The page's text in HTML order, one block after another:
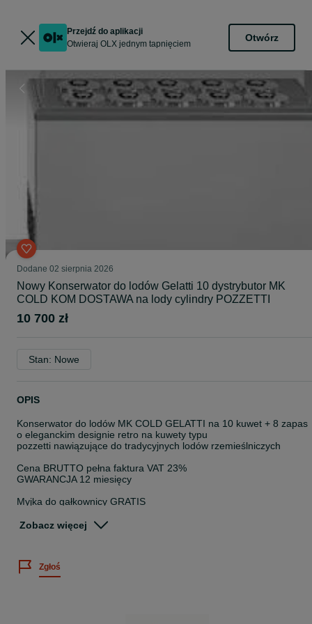
Przejdź do aplikacji
Otwieraj OLX jednym tapnięciem
Otwórz
Dodane 02 sierpnia 2026
Nowy Konserwator do lodów Gelatti 10 dystrybutor MK
COLD KOM DOSTAWA na lody cylindry POZZETTI
10 700 zł
Stan: Nowe
OPIS
Konserwator do lodów MK COLD GELATTI na 10 kuwet + 8 zapas
o eleganckim designie retro na kuwety typu
pozzetti nawiązujące do tradycyjnych lodów rzemieślniczych
Cena BRUTTO pełna faktura VAT 23%
GWARANCJA 12 miesięcy
Myjka do gałkownicy GRATIS
Opis:
• Wykonanie z wysokiej jakości materiałów
• 4 wzmacniane kółka skrętne
Zobacz więcej
Zgłoś